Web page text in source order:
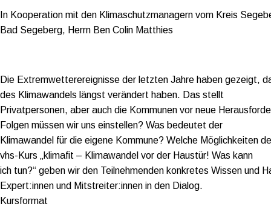
In Kooperation mit den Klimaschutzmanagern vom Kreis
Bad Segeberg, Herrn Ben Colin Matthies
Die Extremwetterereignisse der letzten Jahre haben gezeigt,
des Klimawandels längst verändert haben. Das stellt
Privatpersonen, aber auch die Kommunen vor neue
Folgen müssen wir uns einstellen? Was bedeutet der
Klimawandel für die eigene Kommune? Welche Möglichkeiten
vhs-Kurs „klimafit – Klimawandel vor der Haustür! Was kann
ich tun?“ geben wir den Teilnehmenden konkretes Wissen und
Expert:innen und Mitstreiter:innen in den Dialog.
Kursformat